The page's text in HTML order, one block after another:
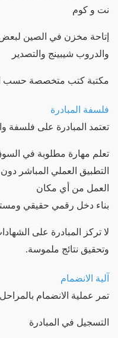
نت و كوم
إتاحة مخزن في الصين لبعض
والدروب شيبينج والتصدير
مكتبة كتب متخصصة حسب
فلسفة المبادرة
تعتمد المبادرة على فلسفة
تعلم مهارة مطلوبة في
التطبيق العملي المباشر دون
العمل من أي مكان
بناء دخل رقمي حقيقي
لا تركز المبادرة على
وتحقيق نتائج ملموسة.
آلية الانضمام
تمر عملية الانضمام بالمراحل
التسجيل في المبادرة